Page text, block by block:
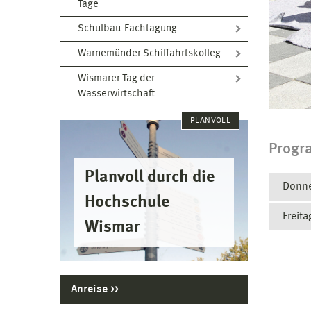
Tage
Schulbau-Fachtagung
Warnemünder Schiffahrtskolleg
Wismarer Tag der
Wasserwirtschaft
PLANVOLL
Planvoll durch die
Hochschule
Wismar
Anreise